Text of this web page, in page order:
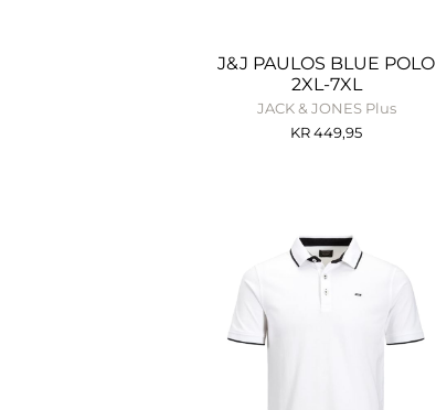
J&J PAULOS BLUE POLO
2XL-7XL
JACK & JONES Plus
KR449,95